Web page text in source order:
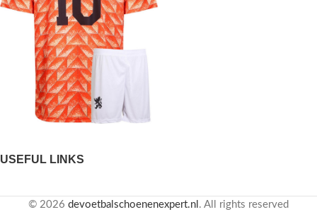
USEFUL LINKS
© 2026 devoetbalschoenenexpert.nl . All rights reserved